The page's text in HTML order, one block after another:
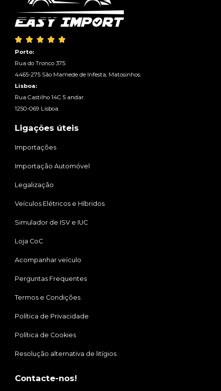
    
Porto:
Rua do Tronco 375.
4465-275 São Mamede de Infesta, Matosinhos.
Lisboa:
Rua Castilho 14C 5 andar.
1250-069 Lisboa.
Ligações úteis
Importações
Importação Automóvel
Legalização
Veículos Elétricos e Híbridos
Simulador de ISV e IUC
Loja CoC
Acompanhar veículo
Perguntas Frequentes
Termos e Condições
Política de Privacidade
Política de Cookies
Resolução alternativa de litígios
Contacte-nos!